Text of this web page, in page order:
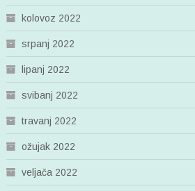
kolovoz 2022
srpanj 2022
lipanj 2022
svibanj 2022
travanj 2022
ožujak 2022
veljača 2022